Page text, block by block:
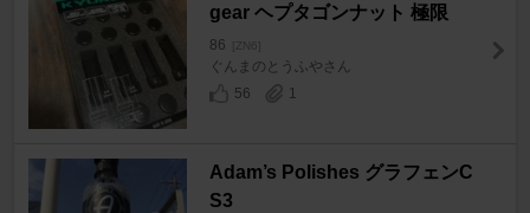
gear ヘプタゴンナット 極限
86 [ZN6]
ぐんまのとうふやさん
56
1
Adam’s Polishes グラフェンC
S3